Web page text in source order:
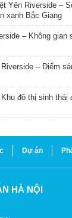
Yên Riverside –
xanh Bắc Giang
– Không gian
– Điểm
đô thị sinh thái
Dự án
HÀ NỘI